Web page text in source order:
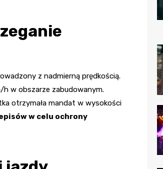
z nadmierną prędkością.
h w obszarze zabudowanym.
otrzymała mandat w wysokości
w celu ochrony